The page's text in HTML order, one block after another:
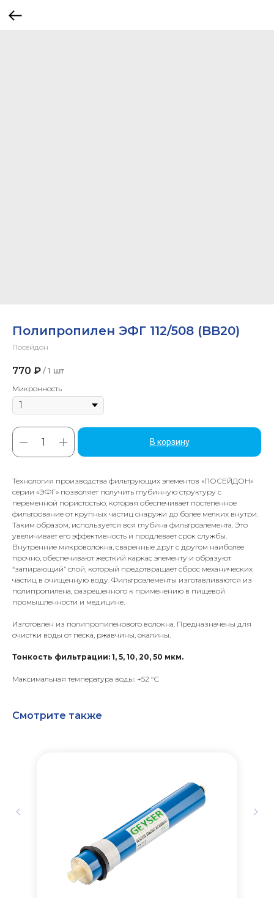
Полипропилен ЭФГ 112/508 (BB20)
Посейдон
770 ₽ / 1 шт
Микронность
В корзину
Технология производства фильтрующих элементов «ПОСЕЙДОН»
серии «ЭФГ» позволяет получить глубинную структуру с
переменной пористостью, которая обеспечивает постепенное
фильтрование от крупных частиц снаружи до более мелких внутри.
Таким образом, используется вся глубина фильтроэлемента. Это
увеличивает его эффективность и продлевает срок службы.
Внутренние микроволокна, сваренные друг с другом наиболее
прочно, обеспечивают жесткий каркас элементу и образуют
“запирающий” слой, который предотвращает сброс механических
частиц в очищенную воду. Фильтроэлементы изготавливаются из
полипропилена, разрешенного к применению в пищевой
промышленности и медицине.
Изготовлен из полипропиленового волокна. Предназначены для
очистки воды от песка, ржавчины, окалины.
Тонкость фильтрации: 1, 5, 10, 20, 50 мкм.
Максимальная температура воды: +52 °С
Смотрите также